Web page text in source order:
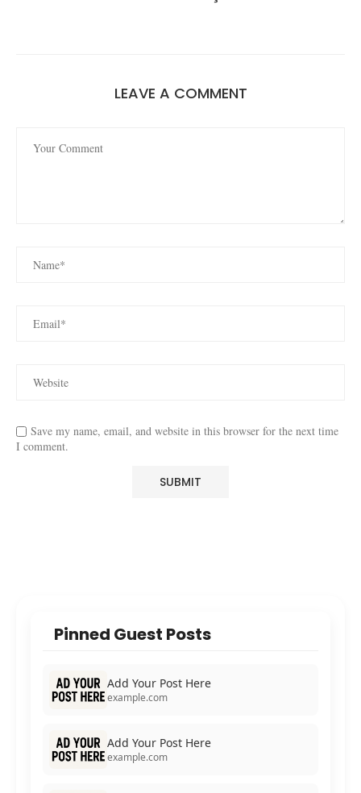
LEAVE A COMMENT
Save my name, email, and website in this browser for the next time
I comment.
Pinned Guest Posts
Add Your Post Here
example.com
Add Your Post Here
example.com